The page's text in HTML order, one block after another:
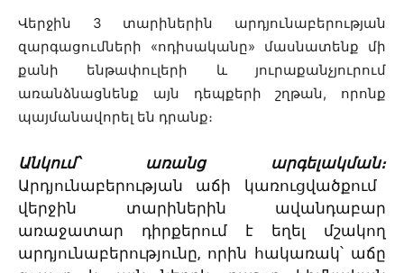
Վերջին 3 տարիներին արդյունաբերության
զարգացումների «ոդիսականը» մասնատենք մի
քանի ենթափուլերի և յուրաքանչյուրում
առանձնացնենք այն դեպքերի շղթան, որոնք
պայմանավորել են դրանք։
Անկում՝ առանց արգելակման։
Արդյունաբերության աճի կառուցվածքում
վերջին տարիներին ավանդաբար
առաջատար դիրքերում է եղել մշակող
արդյունաբերությունը, որին հակառակ՝ աճը